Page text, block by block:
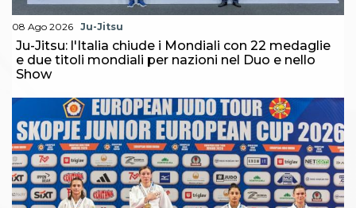
08 Ago 2026 Ju-Jitsu
Ju-Jitsu: l'Italia chiude i Mondiali con 22 medaglie
e due titoli mondiali per nazioni nel Duo e nello
Show